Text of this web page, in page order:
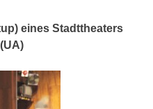
eines Stadttheaters